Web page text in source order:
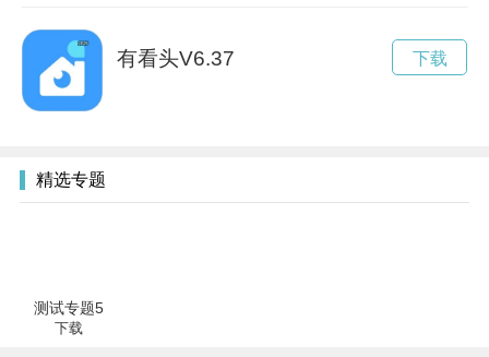
有看头V6.37 下载
精选专题
测试专题5
下载